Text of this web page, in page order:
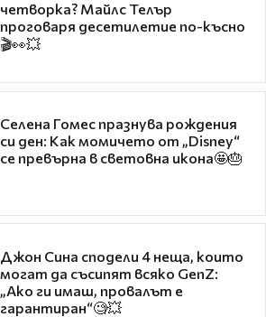
четворка? Майлс Телър
проговаря десетилетие по-късно
🎬👀💥
Селена Гомес празнува рождения
си ден: Как момичето от „Disney“
се превърна в световна икона🤩🎂
Джон Сина сподели 4 неща, които
могат да съсипят всяко GenZ:
„Ако ги имаш, провалът е
гарантиран“🧐💥